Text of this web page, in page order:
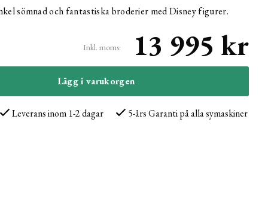
sömnad och fantastiska broderier med Disney figurer.
Inkl. moms: 13 995 kr
Lägg i varukorgen
Leverans inom 1-2 dagar 5-års Garanti på alla symaskiner